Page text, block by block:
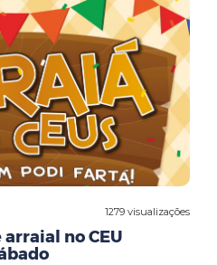
1279 visualizações
no CEU